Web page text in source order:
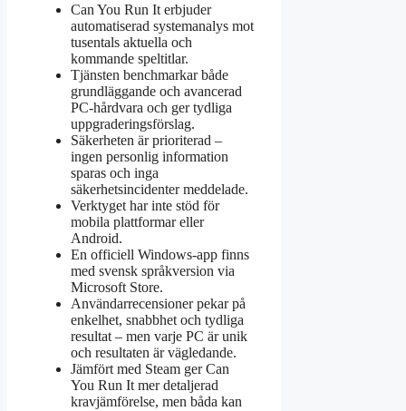
Can You Run It erbjuder
automatiserad systemanalys mot
tusentals aktuella och
kommande speltitlar.
Tjänsten benchmarkar både
grundläggande och avancerad
PC-hårdvara och ger tydliga
uppgraderingsförslag.
Säkerheten är prioriterad –
ingen personlig information
sparas och inga
säkerhetsincidenter meddelade.
Verktyget har inte stöd för
mobila plattformar eller
Android.
En officiell Windows-app finns
med svensk språkversion via
Microsoft Store.
Användarrecensioner pekar på
enkelhet, snabbhet och tydliga
resultat – men varje PC är unik
och resultaten är vägledande.
Jämfört med Steam ger Can
You Run It mer detaljerad
kravjämförelse, men båda kan